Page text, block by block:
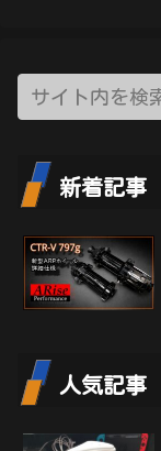
新着記事
人気記事